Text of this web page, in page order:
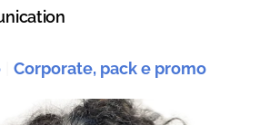
Corporate, pack e promo